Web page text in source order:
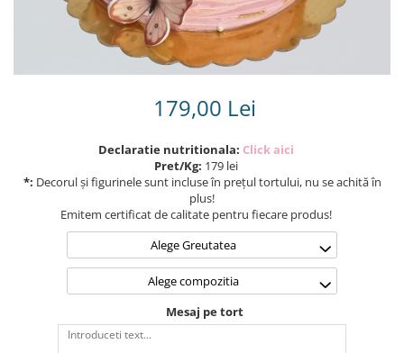
179,00 Lei
Declaratie nutritionala: Click aici
Pret/Kg: 179 lei
*: Decorul și figurinele sunt incluse în prețul tortului, nu se achită în
plus!
Emitem certificat de calitate pentru fiecare produs!
Alege Greutatea
Alege compozitia
Mesaj pe tort